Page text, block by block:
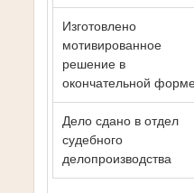
Изготовлено
мотивированное
решение в
окончательной
Дело сдано в отдел
судебного
делопроизводства